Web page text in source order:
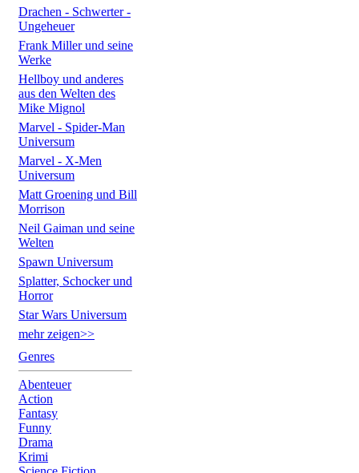
Drachen - Schwerter -
Ungeheuer
Frank Miller und seine
Werke
Hellboy und anderes
aus den Welten des
Mike Mignol
Marvel - Spider-Man
Universum
Marvel - X-Men
Universum
Matt Groening und Bill
Morrison
Neil Gaiman und seine
Welten
Spawn Universum
Splatter, Schocker und
Horror
Star Wars Universum
mehr zeigen>>
Genres
Abenteuer
Action
Fantasy
Funny
Drama
Krimi